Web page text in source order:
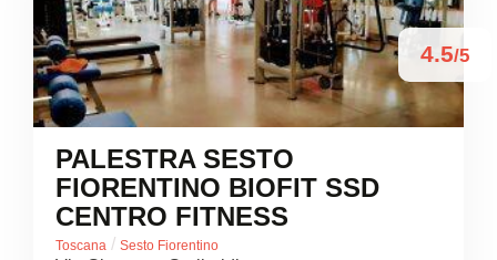
4.5/5
PALESTRA SESTO
FIORENTINO BIOFIT SSD
CENTRO FITNESS
Toscana / Sesto Fiorentino